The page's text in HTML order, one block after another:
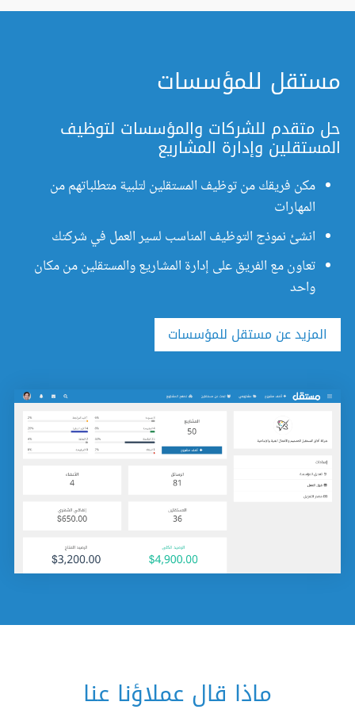
مستقل للمؤسسات
حل متقدم للشركات والمؤسسات لتوظيف
المستقلين وإدارة المشاريع
مكن فريقك من توظيف المستقلين لتلبية متطلباتهم من
المهارات
انشئ نموذج التوظيف المناسب لسير العمل في شركتك
تعاون مع الفريق على إدارة المشاريع والمستقلين من مكان
واحد
المزيد عن مستقل للمؤسسات
ماذا قال عملاؤنا عنا